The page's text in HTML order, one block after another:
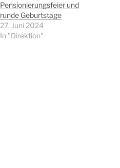
Pensionierungsfeier und
runde Geburtstage
27. Juni 2024
In "Direktion"